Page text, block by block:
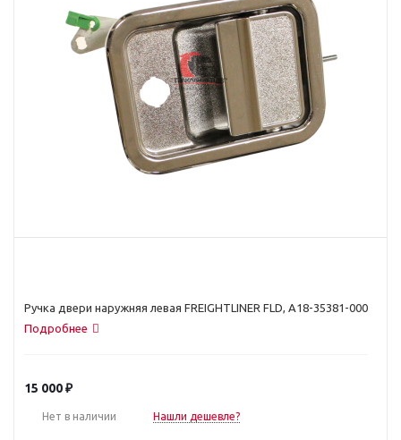
Ручка двери наружняя левая FREIGHTLINER FLD, A18-35381-000
Подробнее
15 000₽
Нет в наличии Нашли дешевле?